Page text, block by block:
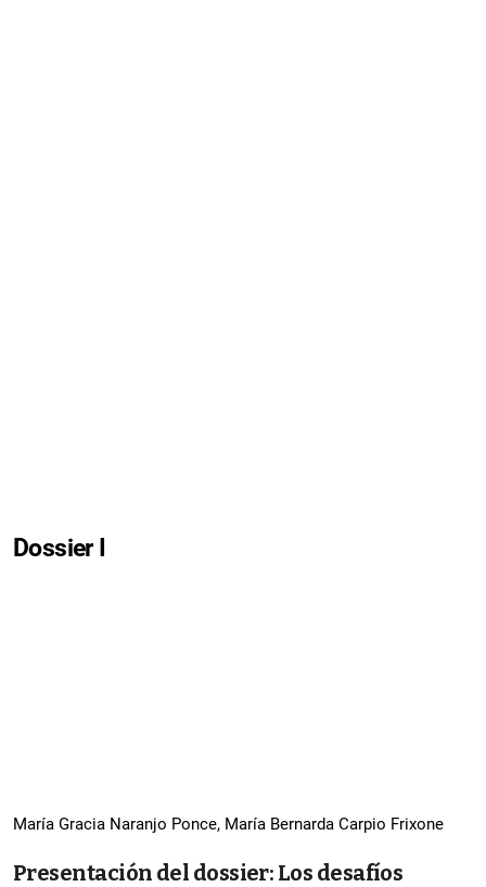
Dossier I
María Gracia Naranjo Ponce, María Bernarda Carpio Frixone
Presentación del dossier: Los desafíos